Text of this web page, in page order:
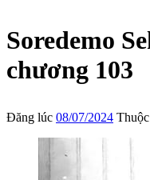
Soredemo
chương 103
Đăng lúc 08/07/2024